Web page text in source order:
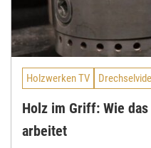
Holzwerken TV
Holz im Griff: Wie
arbeitet